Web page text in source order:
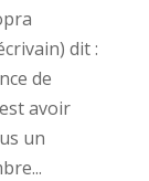
dit :
de
avoir
un